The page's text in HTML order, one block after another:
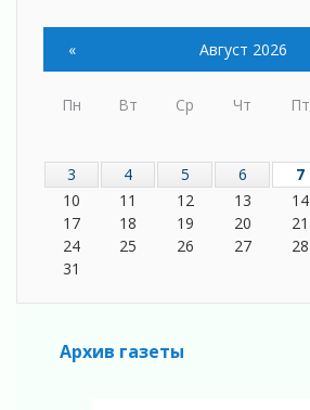
Без заявлений и очередей
Не женское это дело...уверены?
Все силы в кулак
01 августа 2026
Айда на пляж!
01 августа 2026
Один в поле — не воин
01 августа 2026
31 июля 2026
« Август 2026
Пн Вт Ср Чт Пт
3
4 5 6 7
10
11 12 13 14
17
18 19 20 21
24
25 26 27 28
31
Архив газеты